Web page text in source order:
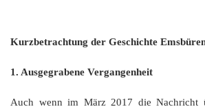
Kurzbetrachtung der Geschichte
1. Ausgegrabene Vergangenheit
Auch wenn im März 2017 die Nachricht